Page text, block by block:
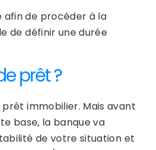
afin de procéder à la
de définir une durée
prêt ?
immobilier. Mais avant
base, la banque va
de votre situation et